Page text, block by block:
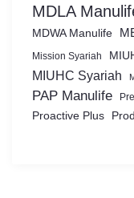
MDLA
MDWA Manulife
Mission Syariah
MIUHC Syariah
PAP Manulife
Proactive Plus